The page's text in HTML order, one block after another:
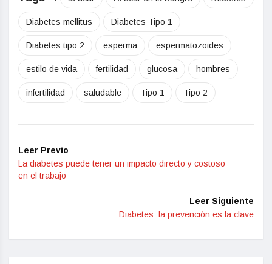
Diabetes mellitus Diabetes Tipo 1
Diabetes tipo 2 esperma espermatozoides
estilo de vida fertilidad glucosa hombres
infertilidad saludable Tipo 1 Tipo 2
Leer Previo
La diabetes puede tener un impacto directo y costoso
en el trabajo
Leer Siguiente
Diabetes: la prevención es la clave